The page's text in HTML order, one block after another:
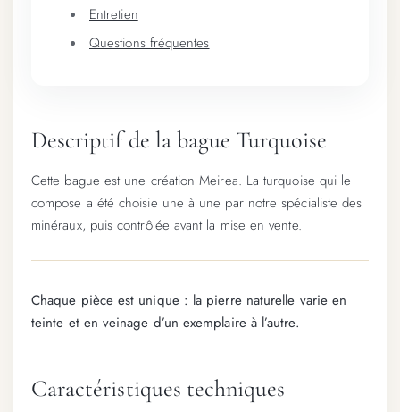
Entretien
Questions fréquentes
Descriptif de la bague Turquoise
Cette bague est une création Meirea. La turquoise qui le
compose a été choisie une à une par notre spécialiste des
minéraux, puis contrôlée avant la mise en vente.
Chaque pièce est unique : la pierre naturelle varie en
teinte et en veinage d’un exemplaire à l’autre.
Caractéristiques techniques